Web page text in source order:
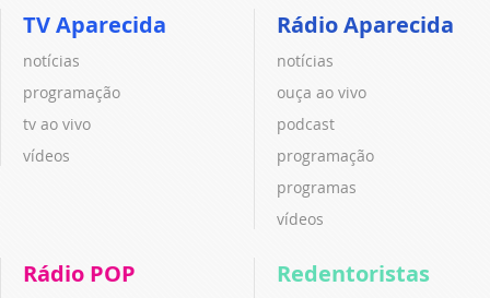
TV Aparecida
notícias
programação
tv ao vivo
vídeos
Rádio Aparecida
notícias
ouça ao vivo
podcast
programação
programas
vídeos
Rádio POP Redentoristas